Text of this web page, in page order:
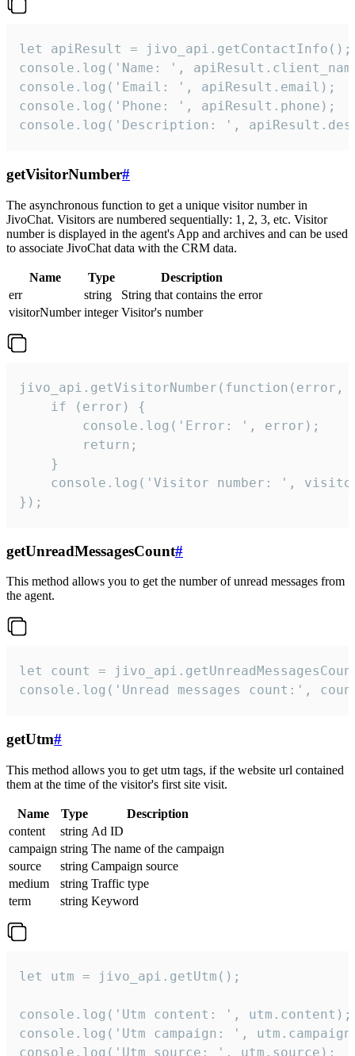
let apiResult = jivo_api.getContactInfo();
console.log('Name: ',
console.log('Email: ', apiResult.email);
console.log('Phone: ', apiResult.phone);
console.log('Description: ',
getVisitorNumber#
The asynchronous function to get a unique visitor number in
JivoChat. Visitors are numbered sequentially: 1, 2, 3, etc. Visitor
number is displayed in the agent's App and archives and can be used
to associate JivoChat data with the CRM data.
Name Type
Description
err
string
String that contains the error
visitorNumber integer Visitor's number
jivo_api.getVisitorNumber(function(error,
    if (error) {
        console.log('Error: ', error);
        return;
    }
console.log('Visitor number: ',
});
getUnreadMessagesCount#
This method allows you to get the number of unread messages from
the agent.
let count =
console.log('Unread messages count:',
getUtm#
This method allows you to get utm tags, if the website url contained
them at the time of the visitor's first site visit.
Name Type
Description
content
string Ad ID
campaign string The name of the campaign
source
string Campaign source
medium
string Traffic type
term
string Keyword
let utm = jivo_api.getUtm();
console.log('Utm content: ', utm.content);
console.log('Utm campaign: ',
console.log('Utm source: ', utm.source);